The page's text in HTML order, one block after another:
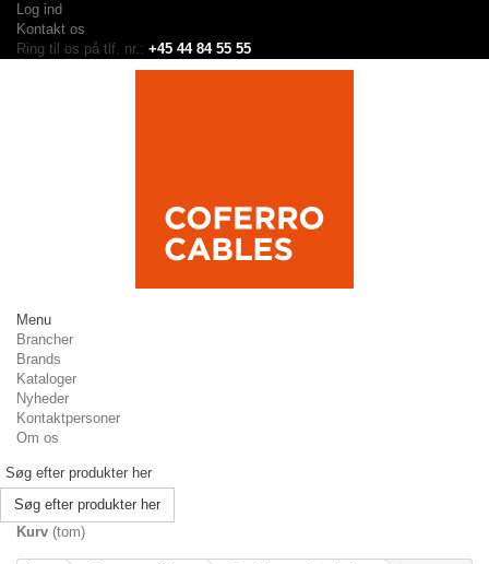
Log ind
Kontakt os
Ring til os på tlf. nr.: +45 44 84 55 55
Menu
Brancher
Brands
Kataloger
Nyheder
Kontaktpersoner
Om os
Søg efter produkter her
Kurv (tom)